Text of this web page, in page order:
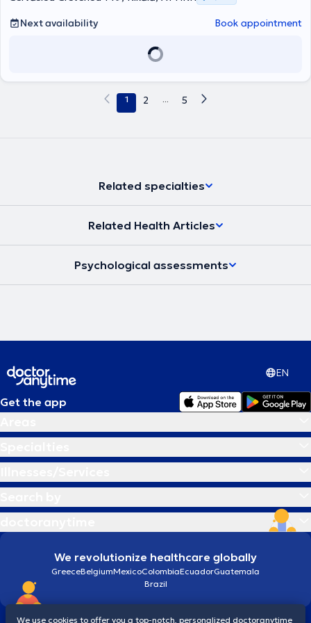
Next availability Book appointment
1 2 ... 5
Related specialties
Related Health Articles
Psychological assessments
EN
Get the app
We revolutionize healthcare globally
GreeceBelgiumMexicoColombiaEcuadorGuatemala
Brazil
We use cookies to offer you a top-notch, personalized doctoranytime